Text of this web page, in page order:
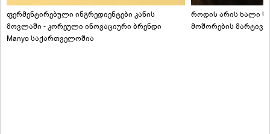
ფერმენტირებული ინგრედიენტები კანის
მოვლაში - კორეული ინოვაციური ბრენდი
Manyo საქართველოშია
როდის არის ხალი
მოშორების